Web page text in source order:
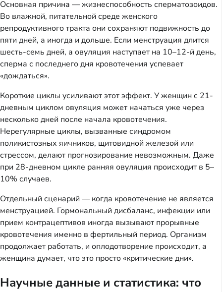
Основная причина — жизнеспособность сперматозоидов.
Во влажной, питательной среде женского
репродуктивного тракта они сохраняют подвижность до
пяти дней, а иногда и дольше. Если менструация длится
шесть-семь дней, а овуляция наступает на 10–12-й день,
сперма с последнего дня кровотечения успевает
«дождаться».
Короткие циклы усиливают этот эффект. У женщин с 21-
дневным циклом овуляция может начаться уже через
несколько дней после начала кровотечения.
Нерегулярные циклы, вызванные синдромом
поликистозных яичников, щитовидной железой или
стрессом, делают прогнозирование невозможным. Даже
при 28-дневном цикле ранняя овуляция происходит в 5–
10% случаев.
Отдельный сценарий — когда кровотечение не является
менструацией. Гормональный дисбаланс, инфекции или
прием контрацептивов иногда вызывают прорывные
кровотечения именно в фертильный период. Организм
продолжает работать, и оплодотворение происходит, а
женщина думает, что это просто «критические дни».
Научные данные и статистика: что